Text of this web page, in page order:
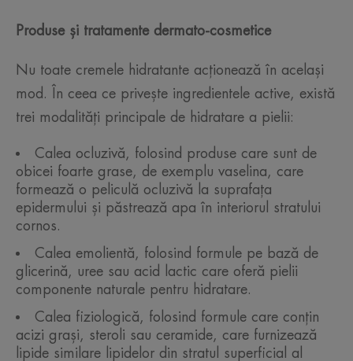
Produse și tratamente dermato-cosmetice
Nu toate cremele hidratante acționează în același
mod. În ceea ce privește ingredientele active, există
trei modalități principale de hidratare a pielii:
Calea ocluzivă, folosind produse care sunt de
obicei foarte grase, de exemplu vaselina, care
formează o peliculă ocluzivă la suprafața
epidermului și păstrează apa în interiorul stratului
cornos.
Calea emolientă, folosind formule pe bază de
glicerină, uree sau acid lactic care oferă pielii
componente naturale pentru hidratare.
Calea fiziologică, folosind formule care conțin
acizi grași, steroli sau ceramide, care furnizează
lipide similare lipidelor din stratul superficial al